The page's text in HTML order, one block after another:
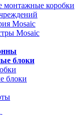
монтажные коробки
Mosaic
Mosaic
блоки
блоки